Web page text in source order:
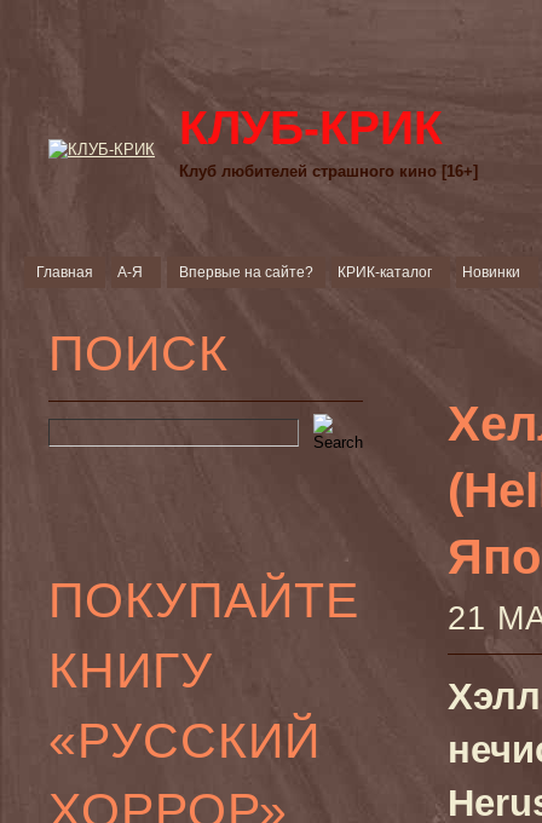
КЛУБ-КРИК
Клуб любителей страшного кино [16+]
Главная А-Я Впервые на сайте? КРИК-каталог Новинки
ПОИСК
ПОКУПАЙТЕ
КНИГУ
«РУССКИЙ
ХОРРОР»
21